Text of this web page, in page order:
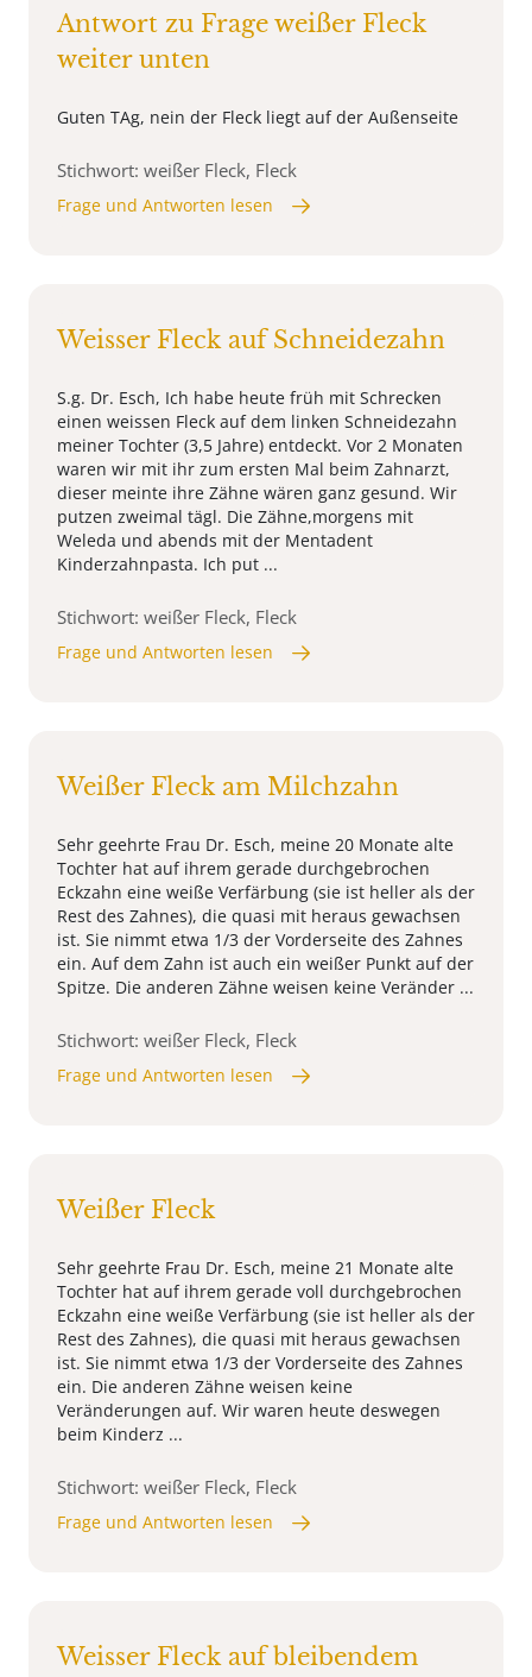
Antwort zu Frage weißer Fleck
weiter unten
Guten TAg, nein der Fleck liegt auf der Außenseite
Stichwort: weißer Fleck, Fleck
Frage und Antworten lesen
Weisser Fleck auf Schneidezahn
S.g. Dr. Esch, Ich habe heute früh mit Schrecken
einen weissen Fleck auf dem linken Schneidezahn
meiner Tochter (3,5 Jahre) entdeckt. Vor 2 Monaten
waren wir mit ihr zum ersten Mal beim Zahnarzt,
dieser meinte ihre Zähne wären ganz gesund. Wir
putzen zweimal tägl. Die Zähne,morgens mit
Weleda und abends mit der Mentadent
Kinderzahnpasta. Ich put ...
Stichwort: weißer Fleck, Fleck
Frage und Antworten lesen
Weißer Fleck am Milchzahn
Sehr geehrte Frau Dr. Esch, meine 20 Monate alte
Tochter hat auf ihrem gerade durchgebrochen
Eckzahn eine weiße Verfärbung (sie ist heller als der
Rest des Zahnes), die quasi mit heraus gewachsen
ist. Sie nimmt etwa 1/3 der Vorderseite des Zahnes
ein. Auf dem Zahn ist auch ein weißer Punkt auf der
Spitze. Die anderen Zähne weisen keine Veränder ...
Stichwort: weißer Fleck, Fleck
Frage und Antworten lesen
Weißer Fleck
Sehr geehrte Frau Dr. Esch, meine 21 Monate alte
Tochter hat auf ihrem gerade voll durchgebrochen
Eckzahn eine weiße Verfärbung (sie ist heller als der
Rest des Zahnes), die quasi mit heraus gewachsen
ist. Sie nimmt etwa 1/3 der Vorderseite des Zahnes
ein. Die anderen Zähne weisen keine
Veränderungen auf. Wir waren heute deswegen
beim Kinderz ...
Stichwort: weißer Fleck, Fleck
Frage und Antworten lesen
Weisser Fleck auf bleibendem